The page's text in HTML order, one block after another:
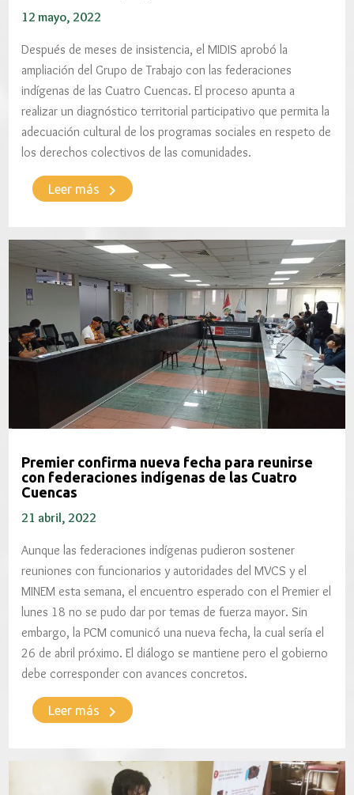
12 mayo, 2022
Después de meses de insistencia, el MIDIS aprobó la
ampliación del Grupo de Trabajo con las federaciones
indígenas de las Cuatro Cuencas. El proceso apunta a
realizar un diagnóstico territorial participativo que permita la
adecuación cultural de los programas sociales en respeto de
los derechos colectivos de las comunidades.
Leer más keyboard_arrow_right
Premier confirma nueva fecha para reunirse
con federaciones indígenas de las Cuatro
Cuencas
21 abril, 2022
Aunque las federaciones indígenas pudieron sostener
reuniones con funcionarios y autoridades del MVCS y el
MINEM esta semana, el encuentro esperado con el Premier el
lunes 18 no se pudo dar por temas de fuerza mayor. Sin
embargo, la PCM comunicó una nueva fecha, la cual sería el
26 de abril próximo. El diálogo se mantiene pero el gobierno
debe corresponder con avances concretos.
Leer más keyboard_arrow_right